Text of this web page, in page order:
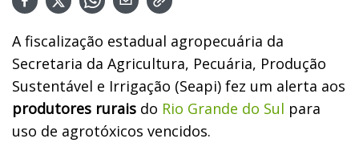
A fiscalização estadual agropecuária da
Secretaria da Agricultura, Pecuária, Produção
Sustentável e Irrigação (Seapi) fez um alerta aos
produtores rurais do Rio Grande do Sul para
uso de agrotóxicos vencidos.